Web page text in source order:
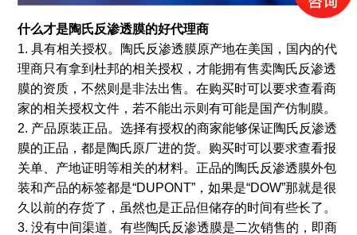
什么才是陶氏反渗透膜的好代理商
1. 具有相关授权。陶氏反渗透膜原产地在美国，国内的代
理商只有拿到杜邦的相关授权，才能拥有售卖陶氏反渗透
膜的资质，不然则是非法出售。在购买时可以要求查看商
家的相关授权文件，若不能出示则有可能是国产仿制膜。
2. 产品原装正品。选择有授权的商家能够保证陶氏反渗透
膜的正品，都是陶氏原厂进的货。购买时可以要求查看报
关单、产地证明等相关的材料。正品的陶氏反渗透膜外包
装和产品的标签都是“DUPONT”，如果是“DOW”那就是很
久以前的存货了，虽然也是正品但储存的时间有些长了。
3. 没有中间渠道。有些陶氏反渗透膜是二次销售的，即商